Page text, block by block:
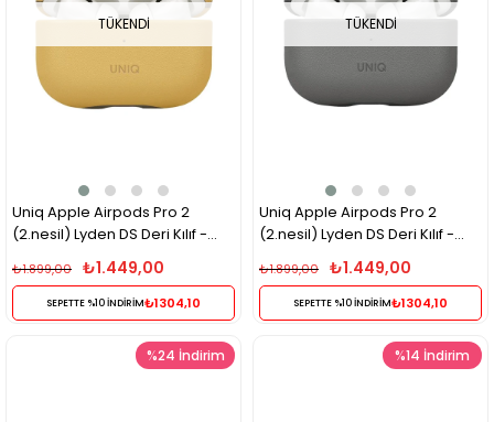
TÜKENDI
Uniq Apple Airpods Pro 2
(2.nesil) Lyden DS Deri Kılıf -
₺1.449,00
₺1.899,00
SEPETTE %10 İNDİRİM₺1304,10
TÜKENDI
Uniq Apple Airpods Pro 2
(2.nesil) Lyden DS Deri Kılıf -
₺1.449,00
₺1.899,00
SEPETTE %10 İNDİRİM₺1304,10
%24 İndirim %14 İndirim